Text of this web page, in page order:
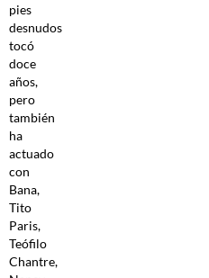
pies
desnudos
tocó
doce
años,
pero
también
ha
actuado
con
Bana,
Tito
Paris,
Teófilo
Chantre,